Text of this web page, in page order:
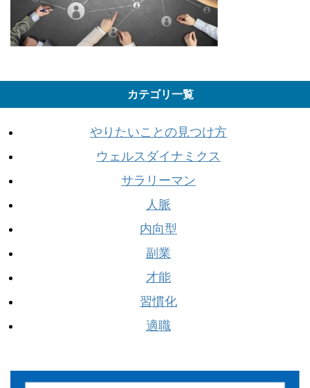
カテゴリ一覧
やりたいことの見つけ方
ウェルスダイナミクス
サラリーマン
人脈
内向型
副業
才能
習慣化
適職